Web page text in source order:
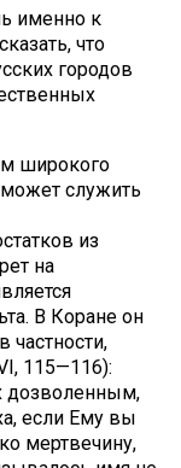
именно к
что
городов
широкого
служить
из
на
В Коране он
частности,
115—116):
дозволенным,
если Ему вы
мертвечину,